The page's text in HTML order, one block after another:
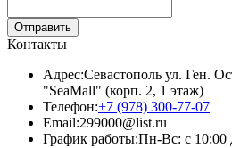
Отправить
Контакты
Адрес:Севастополь ул. Ген.
"SeaMall" (корп. 2, 1 этаж)
Телефон:+7 (978) 300-77-07
Email:299000@list.ru
График работы:Пн-Вс: с 10:00